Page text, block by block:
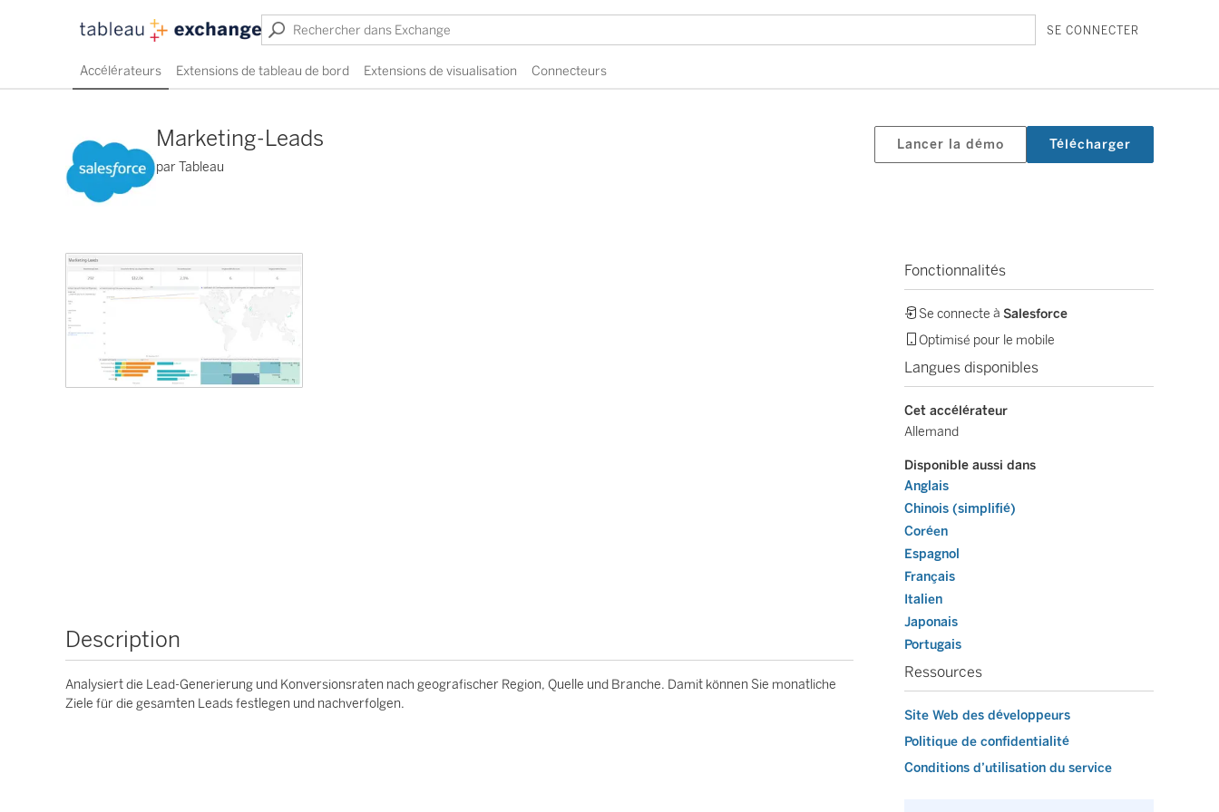
SE CONNECTER
Accélérateurs Extensions de tableau de bord Extensions de visualisation Connecteurs
Marketing-Leads
par Tableau
Lancer la démo Télécharger
Description
Analysiert die Lead-Generierung und Konversionsraten nach geografischer Region, Quelle und Branche. Damit können Sie monatliche
Ziele für die gesamten Leads festlegen und nachverfolgen.
Fonctionnalités
Se connecte à Salesforce
Optimisé pour le mobile
Langues disponibles
Cet accélérateur
Allemand
Disponible aussi dans
Anglais
Chinois (simplifié)
Coréen
Espagnol
Français
Italien
Japonais
Portugais
Ressources
Site Web des développeurs
Politique de confidentialité
Conditions d’utilisation du service